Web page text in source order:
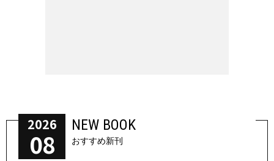
2026
08
NEW BOOK
おすすめ新刊